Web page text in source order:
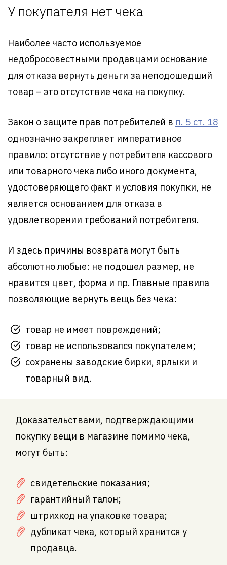
У покупателя нет чека
Наиболее часто используемое
недобросовестными продавцами основание
для отказа вернуть деньги за неподошедший
товар – это отсутствие чека на покупку.
Закон о защите прав потребителей в п. 5 ст. 18
однозначно закрепляет императивное
правило: отсутствие у потребителя кассового
или товарного чека либо иного документа,
удостоверяющего факт и условия покупки, не
является основанием для отказа в
удовлетворении требований потребителя.
И здесь причины возврата могут быть
абсолютно любые: не подошел размер, не
нравится цвет, форма и пр. Главные правила
позволяющие вернуть вещь без чека:
товар не имеет повреждений;
товар не использовался покупателем;
сохранены заводские бирки, ярлыки и
товарный вид.
Доказательствами, подтверждающими
покупку вещи в магазине помимо чека,
могут быть:
свидетельские показания;
гарантийный талон;
штрихкод на упаковке товара;
дубликат чека, который хранится у
продавца.